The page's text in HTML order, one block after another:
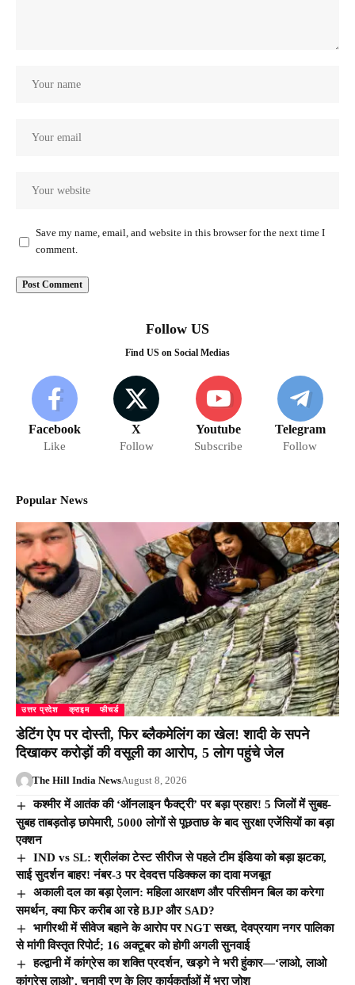
Save my name, email, and website in this browser for the next time I
comment.
Follow US
Find US on Social Medias
Facebook
Like
X
Follow
Youtube
Subscribe
Telegram
Follow
Popular News
उत्तर प्रदेश क्राइम फीचर्ड
डेटिंग ऐप पर दोस्ती, फिर ब्लैकमेलिंग का खेल! शादी के सपने
दिखाकर करोड़ों की वसूली का आरोप, 5 लोग पहुंचे जेल
The Hill India NewsAugust 8, 2026
कश्मीर में आतंक की ‘ऑनलाइन फैक्ट्री’ पर बड़ा प्रहार! 5 जिलों में सुबह-
सुबह ताबड़तोड़ छापेमारी, 5000 लोगों से पूछताछ के बाद सुरक्षा एजेंसियों का बड़ा
एक्शन
IND vs SL: श्रीलंका टेस्ट सीरीज से पहले टीम इंडिया को बड़ा झटका,
साई सुदर्शन बाहर! नंबर-3 पर देवदत्त पडिक्कल का दावा मजबूत
अकाली दल का बड़ा ऐलान: महिला आरक्षण और परिसीमन बिल का करेगा
समर्थन, क्या फिर करीब आ रहे BJP और SAD?
भागीरथी में सीवेज बहाने के आरोप पर NGT सख्त, देवप्रयाग नगर पालिका
से मांगी विस्तृत रिपोर्ट; 16 अक्टूबर को होगी अगली सुनवाई
हल्द्वानी में कांग्रेस का शक्ति प्रदर्शन, खड़गे ने भरी हुंकार—‘लाओ, लाओ
कांग्रेस लाओ’, चुनावी रण के लिए कार्यकर्ताओं में भरा जोश